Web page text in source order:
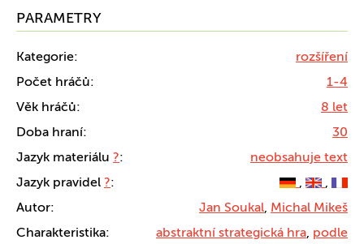
PARAMETRY
Kategorie:
rozšíření
Počet hráčů:
1-4
Věk hráčů:
8 let
Doba hraní:
30
Jazyk materiálu ?:
neobsahuje text
Jazyk pravidel ?: ,
,
Autor:
Jan Soukal, Michal Mikeš
Charakteristika:
abstraktní strategická hra, podle